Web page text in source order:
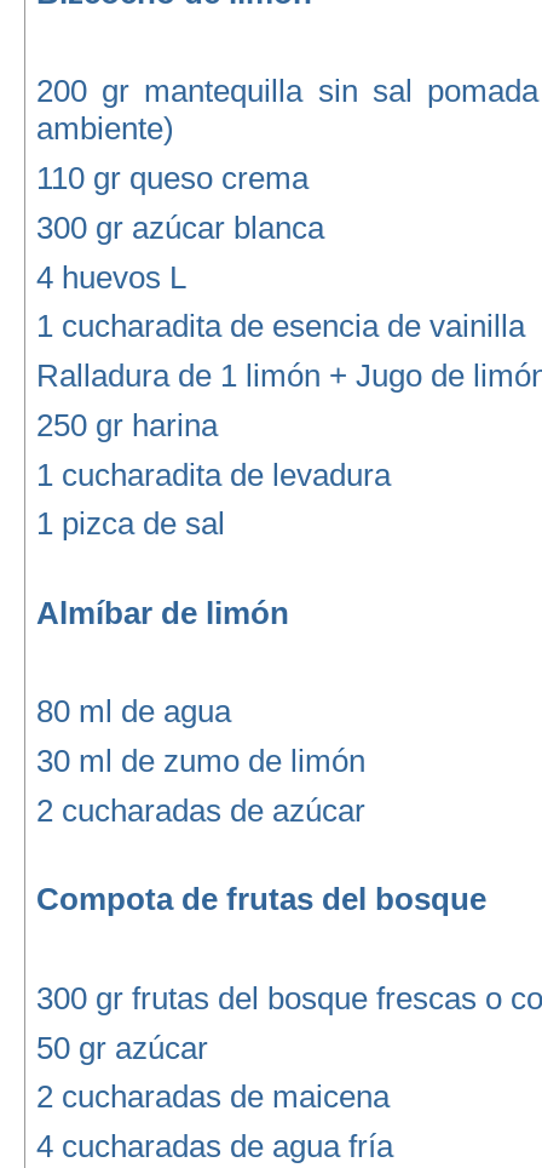
200 gr mantequilla sin sal
ambiente)
110 gr queso crema
300 gr azúcar blanca
4 huevos L
1 cucharadita de esencia de vainilla
Ralladura de 1 limón + Jugo de
250 gr harina
1 cucharadita de levadura
1 pizca de sal
Almíbar de limón
80 ml de agua
30 ml de zumo de limón
2 cucharadas de azúcar
Compota de frutas del bosque
300 gr frutas del bosque frescas o
50 gr azúcar
2 cucharadas de maicena
4 cucharadas de agua fría